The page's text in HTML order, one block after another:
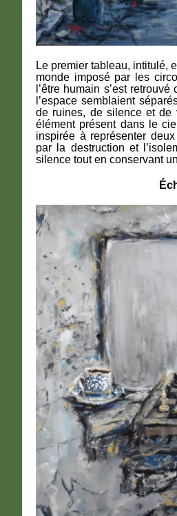
Le premier tableau, intitulé,
monde imposé par les
l’être humain s’est
l’espace semblaient
de ruines, de silence et de
élément présent dans le
inspirée à représenter
par la destruction et
silence tout en conservant